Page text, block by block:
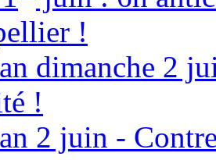
!
dimanche 2
!
2 juin -